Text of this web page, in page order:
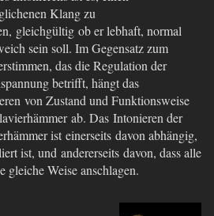
Klang zu
gleichgültig ob er lebhaft, normal
sein soll. Im Gegensatz zum
das die Regulation der
betrifft, hängt das
von Zustand und Funktionsweise
ab. Das Intonieren der
ist einerseits davon abhängig,
ist, und andererseits davon, dass alle
gleiche Weise anschlagen.